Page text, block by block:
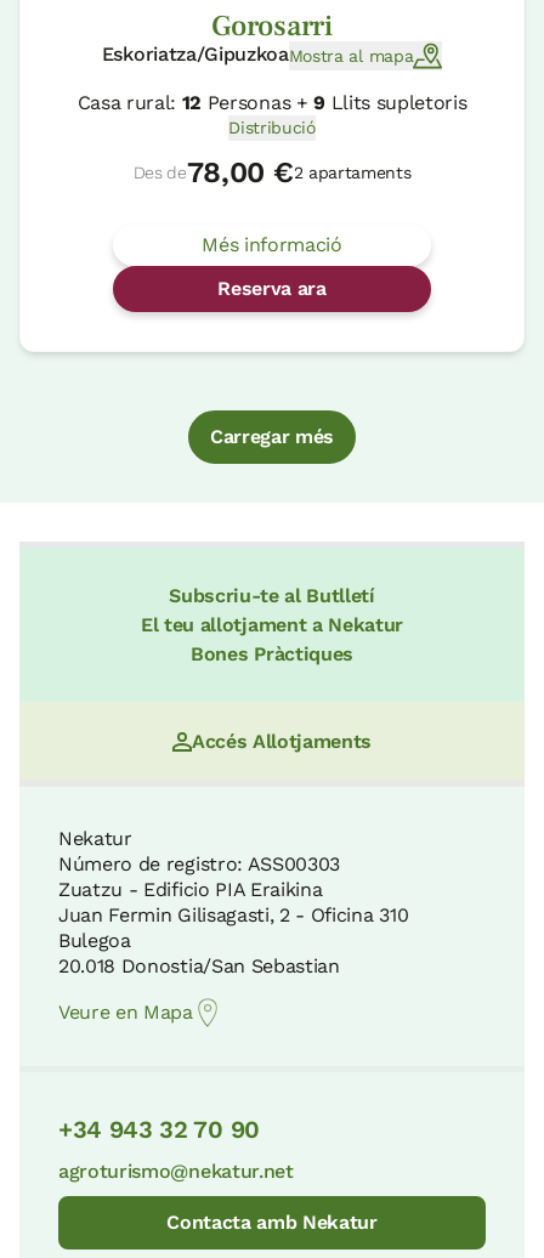
Gorosarri
Eskoriatza/GipuzkoaMostra al mapa
Casa rural: 12 Personas +9 Llits supletoris
Distribució
Des de78,00 €2 apartaments
Més informació
Reserva ara
Carregar més
Subscriu-te al Butlletí
El teu allotjament a Nekatur
Bones Pràctiques
Accés Allotjaments
Nekatur
Número de registro: ASS00303
Zuatzu - Edificio PIA Eraikina
Juan Fermin Gilisagasti, 2 - Oficina 310
Bulegoa
20.018 Donostia/San Sebastian
Veure en Mapa
+34 943 32 70 90
agroturismo@nekatur.net
Contacta amb Nekatur